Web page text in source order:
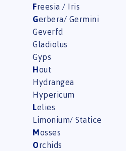
Freesia / Iris
Gerbera/ Germini
Geverfd
Gladiolus
Gyps
Hout
Hydrangea
Hypericum
Lelies
Limonium/ Statice
Mosses
Orchids